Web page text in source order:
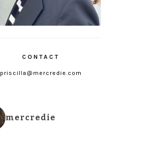
CONTACT
priscilla@mercredie.com
mercredie